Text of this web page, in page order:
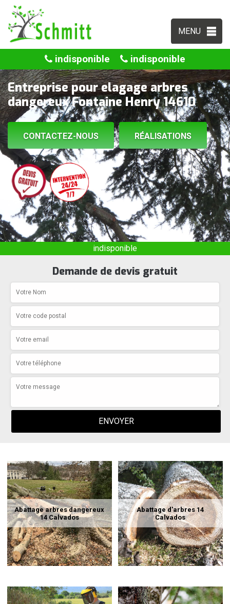
MENU
indisponible indisponible
Entreprise pour elagage arbres
dangereux Fontaine Henry 14610
CONTACTEZ-NOUS RÉALISATIONS
indisponible
Demande de devis gratuit
Abattage arbres dangereux
14 Calvados
Abattage d'arbres 14
Calvados